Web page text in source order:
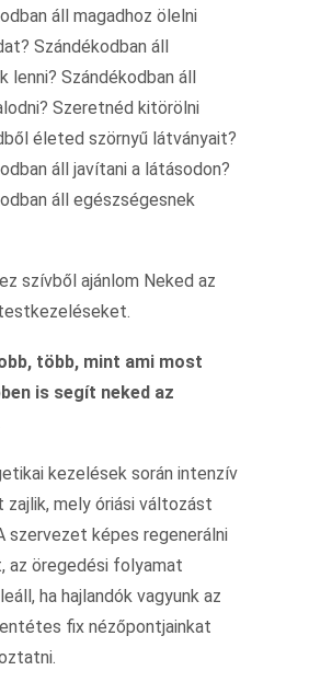
áll magadhoz ölelni
Szándékodban áll
lenni? Szándékodban áll
Szeretnéd kitörölni
életed szörnyű látványait?
áll javítani a látásodon?
áll egészségesnek
szívből ajánlom Neked az
több, mint ami most
is segít neked az
kezelések során intenzív
zajlik, mely óriási változást
szervezet képes regenerálni
az öregedési folyamat
ha hajlandók vagyunk az
fix nézőpontjainkat